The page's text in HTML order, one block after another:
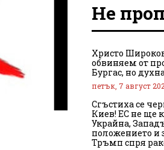
Не
Христо
обвиняем от
Бургас, но
петък, 7 август
Сгъстиха се
Киев! ЕС не ще
Украйна,
положението и
Тръмп спря